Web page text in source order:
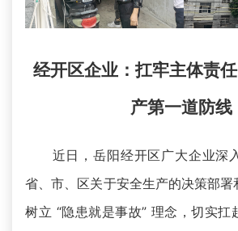
经开区企业：扛牢主体责
产第一道防线
近日，岳阳经开区广大企业深入
省、市、区关于安全生产的决策部署
树立 “隐患就是事故” 理念，切实扛